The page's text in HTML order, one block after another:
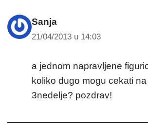
Sanja
21/04/2013 u 14:03
a jednom napravljene
koliko dugo mogu cekati
3nedelje? pozdrav!